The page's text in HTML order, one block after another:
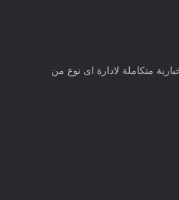
متكاملة لادارة اى نوع من